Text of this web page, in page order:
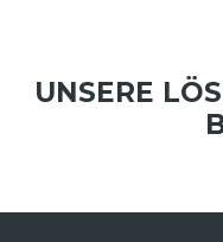
UNSERE